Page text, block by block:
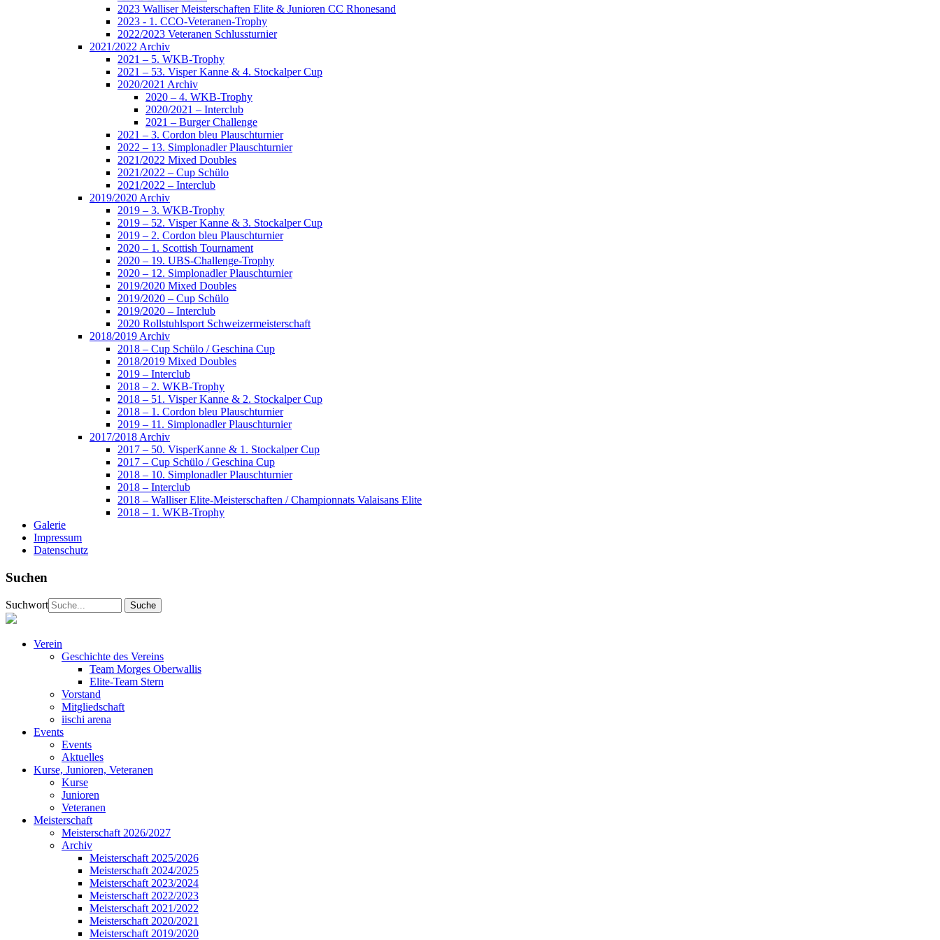
2023 Walliser Meisterschaften Elite & Junioren CC Rhonesand
2023 - 1. CCO-Veteranen-Trophy
2022/2023 Veteranen Schlussturnier
2021/2022 Archiv
2021 – 5. WKB-Trophy
2021 – 53. Visper Kanne & 4. Stockalper Cup
2020/2021 Archiv
2020 – 4. WKB-Trophy
2020/2021 – Interclub
2021 – Burger Challenge
2021 – 3. Cordon bleu Plauschturnier
2022 – 13. Simplonadler Plauschturnier
2021/2022 Mixed Doubles
2021/2022 – Cup Schülo
2021/2022 – Interclub
2019/2020 Archiv
2019 – 3. WKB-Trophy
2019 – 52. Visper Kanne & 3. Stockalper Cup
2019 – 2. Cordon bleu Plauschturnier
2020 – 1. Scottish Tournament
2020 – 19. UBS-Challenge-Trophy
2020 – 12. Simplonadler Plauschturnier
2019/2020 Mixed Doubles
2019/2020 – Cup Schülo
2019/2020 – Interclub
2020 Rollstuhlsport Schweizermeisterschaft
2018/2019 Archiv
2018 – Cup Schülo / Geschina Cup
2018/2019 Mixed Doubles
2019 – Interclub
2018 – 2. WKB-Trophy
2018 – 51. Visper Kanne & 2. Stockalper Cup
2018 – 1. Cordon bleu Plauschturnier
2019 – 11. Simplonadler Plauschturnier
2017/2018 Archiv
2017 – 50. VisperKanne & 1. Stockalper Cup
2017 – Cup Schülo / Geschina Cup
2018 – 10. Simplonadler Plauschturnier
2018 – Interclub
2018 – Walliser Elite-Meisterschaften / Championnats Valaisans Elite
2018 – 1. WKB-Trophy
Galerie
Impressum
Datenschutz
Suchen
Suchwort
Verein
Geschichte des Vereins
Team Morges Oberwallis
Elite-Team Stern
Vorstand
Mitgliedschaft
iischi arena
Events
Events
Aktuelles
Kurse, Junioren, Veteranen
Kurse
Junioren
Veteranen
Meisterschaft
Meisterschaft 2026/2027
Archiv
Meisterschaft 2025/2026
Meisterschaft 2024/2025
Meisterschaft 2023/2024
Meisterschaft 2022/2023
Meisterschaft 2021/2022
Meisterschaft 2020/2021
Meisterschaft 2019/2020